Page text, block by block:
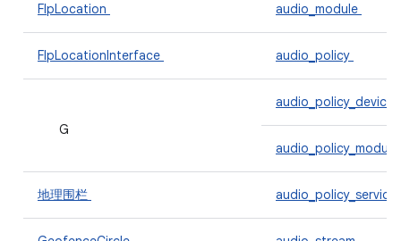
FlpLocation audio_module
FlpLocationInterface audio_policy
G
audio_policy_device
audio_policy_module
地理围栏